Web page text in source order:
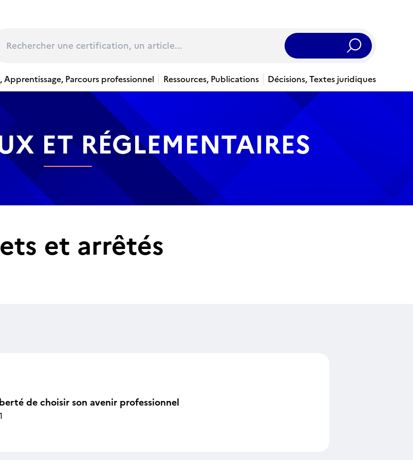
Rechercher
Apprentissage, Parcours professionnel Ressources, Publications Décisions, Textes juridiques
ET RÉGLEMENTAIRES
et arrêtés
de choisir son avenir professionnel